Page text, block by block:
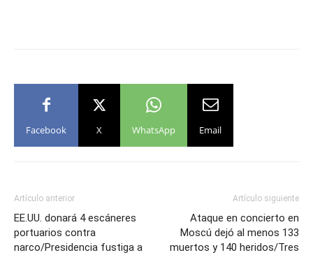
Facebook X WhatsApp Email
Artículo anterior
EE.UU. donará 4 escáneres
portuarios contra
narco/Presidencia fustiga a
Artículo siguiente
Ataque en concierto en
Moscú dejó al menos 133
muertos y 140 heridos/Tres